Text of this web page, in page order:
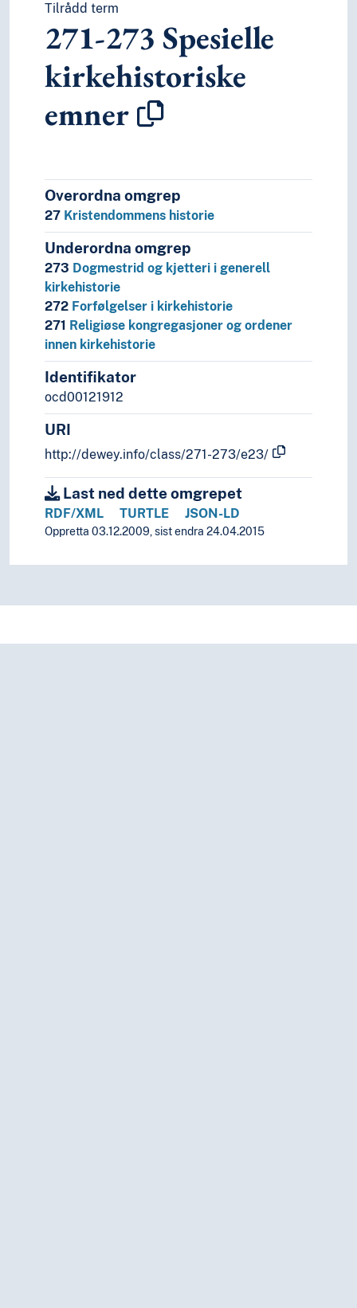
Tilrådd term
271-273 Spesielle
kirkehistoriske
emner
Overordna omgrep
27 Kristendommens historie
Underordna omgrep
273 Dogmestrid og kjetteri i generell
kirkehistorie
272 Forfølgelser i kirkehistorie
271 Religiøse kongregasjoner og ordener
innen kirkehistorie
Identifikator
ocd00121912
URI
http://dewey.info/class/271-273/e23/
Last ned dette omgrepet
RDF/XML TURTLE JSON-LD
Oppretta 03.12.2009, sist endra 24.04.2015